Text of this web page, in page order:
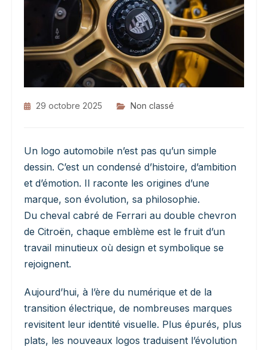
29 octobre 2025 Non classé
Un logo automobile n’est pas qu’un simple
dessin. C’est un condensé d’histoire, d’ambition
et d’émotion. Il raconte les origines d’une
marque, son évolution, sa philosophie.
Du cheval cabré de Ferrari au double chevron
de Citroën, chaque emblème est le fruit d’un
travail minutieux où design et symbolique se
rejoignent.
Aujourd’hui, à l’ère du numérique et de la
transition électrique, de nombreuses marques
revisitent leur identité visuelle. Plus épurés, plus
plats, les nouveaux logos traduisent l’évolution